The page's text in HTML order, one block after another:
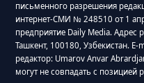
письменного разрешения
интернет-СМИ № 248510 от 1
предприятие Daily Media. Адрес
Ташкент, 100180, Узбекистан.
редактор: Umarov Anvar
могут не совпадать с позицией